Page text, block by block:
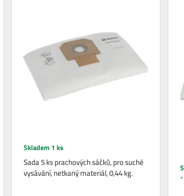
Skladem 1 ks
Sada 5 ks prachových sáčků, pro suché
vysávání, netkaný materiál, 0,44 kg.